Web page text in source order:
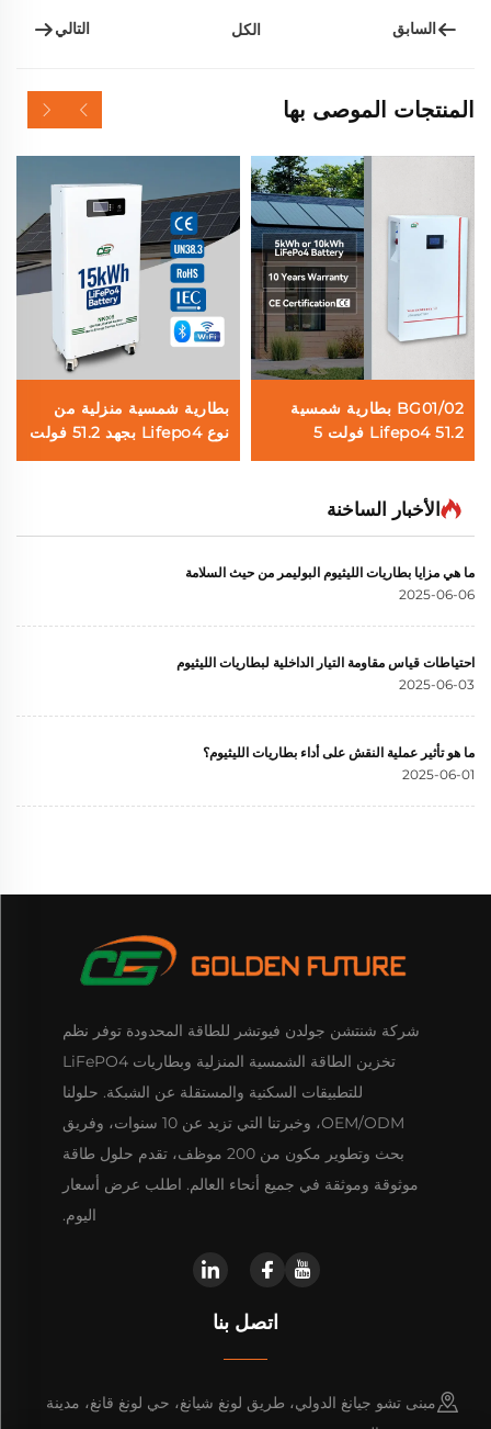
السابق الكل التالي
المنتجات الموصى بها
BG01/02 بطارية شمسية
Lifepo4 51.2 فولت 5
المنزلي
بطارية شمسية منزلية من
نوع Lifepo4 بجهد 51.2 فولت
الأخبار الساخنة
ما هي مزايا بطاريات الليثيوم البوليمر من حيث السلامة
2025-06-06
احتياطات قياس مقاومة التيار الداخلية لبطاريات الليثيوم
2025-06-03
ما هو تأثير عملية النقش على أداء بطاريات الليثيوم؟
2025-06-01
شركة شنتشن جولدن فيوتشر للطاقة المحدودة توفر نظم
تخزين الطاقة الشمسية المنزلية وبطاريات LiFePO4
للتطبيقات السكنية والمستقلة عن الشبكة. حلولنا
OEM/ODM، وخبرتنا التي تزيد عن 10 سنوات، وفريق
بحث وتطوير مكون من 200 موظف، تقدم حلول طاقة
موثوقة وموثقة في جميع أنحاء العالم. اطلب عرض أسعار
اليوم.
اتصل بنا
مبنى تشو جيانغ الدولي، طريق لونغ شيانغ، حي لونغ قانغ، مدينة